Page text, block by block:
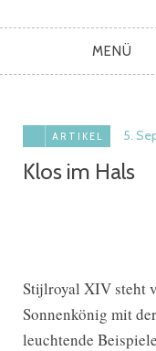
MENÜ
ARTIKEL 5.
Klos im Hals
Stijlroyal XIV steht
Sonnenkönig mit
leuchtende